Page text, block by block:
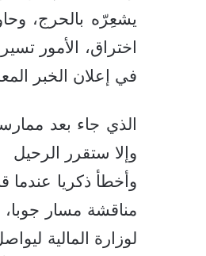
يشعِرّه بالحرج،
اختراق، الأمور
في إعلان الخبر
الذي جاء بعد
وإلا ستقرر الرحيل
وأخطأ ذكريا
مناقشة مسار
لوزارة المالية